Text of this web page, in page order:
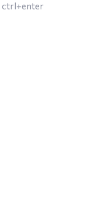
ctrl+enter